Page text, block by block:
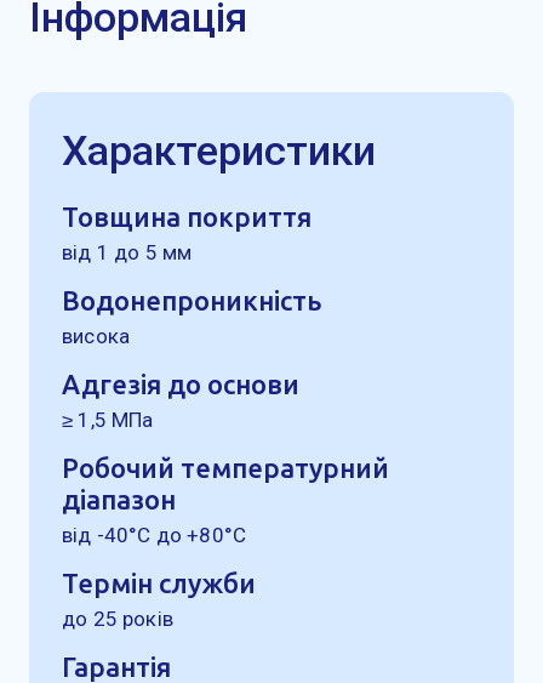
Інформація
Характеристики
Товщина покриття
від 1 до 5 мм
Водонепроникність
висока
Адгезія до основи
≥ 1,5 МПа
Робочий температурний
діапазон
від -40°C до +80°C
Термін служби
до 25 років
Гарантія